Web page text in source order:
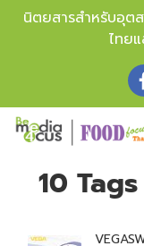
นิตยสารสำหรับอุต
ไทย
10